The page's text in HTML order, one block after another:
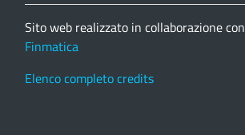
Sito web realizzato in collaborazione con
Finmatica
Elenco completo credits